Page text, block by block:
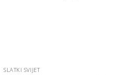
SLATKI SVIJET